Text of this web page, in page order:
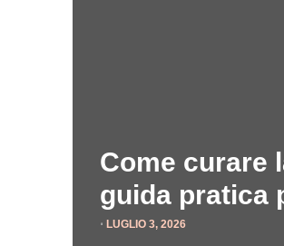
Come curare
guida pratica
⋅ LUGLIO 3, 2026